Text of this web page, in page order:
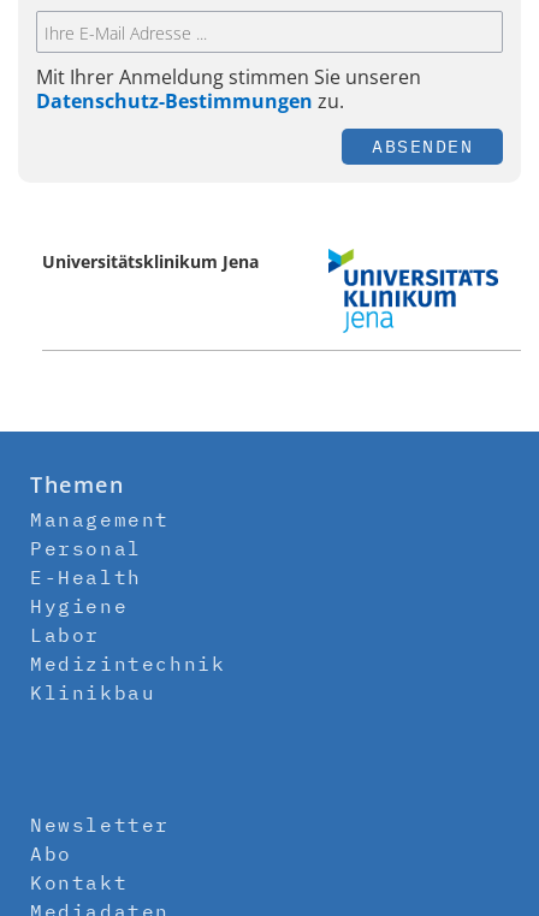
Mit Ihrer Anmeldung stimmen Sie unseren
Datenschutz-Bestimmungen zu.
ABSENDEN
Universitätsklinikum Jena
Themen
Management
Personal
E-Health
Hygiene
Labor
Medizintechnik
Klinikbau
Newsletter
Abo
Kontakt